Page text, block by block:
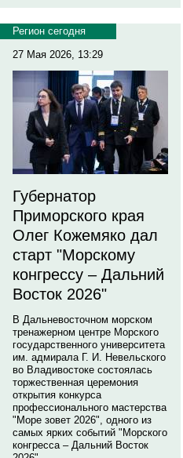
Регион сегодня
27 Мая 2026, 13:29
Губернатор
Приморского края
Олег Кожемяко дал
старт "Морскому
конгрессу – Дальний
Восток 2026"
В Дальневосточном морском
тренажерном центре Морского
государственного университета
им. адмирала Г. И. Невельского
во Владивостоке состоялась
торжественная церемония
открытия конкурса
профессионального мастерства
"Море зовет 2026", одного из
самых ярких событий "Морского
конгресса – Дальний Восток